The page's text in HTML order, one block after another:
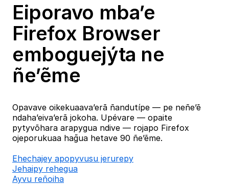
Eiporavo mba’e
Firefox Browser
emboguejýta ne
ñe’ẽme
Opavave oikekuaava’erã ñandutípe — pe neñe’ẽ
ndaha’eiva’erã jokoha. Upévare — opaite
pytyvõhara arapygua ndive — rojapo Firefox
ojeporukuaa hag̃ua hetave 90 ñe’ẽme.
Ehechajey apopyvusu jerurepy
Jehaipy rehegua
Ayvu reñoiha